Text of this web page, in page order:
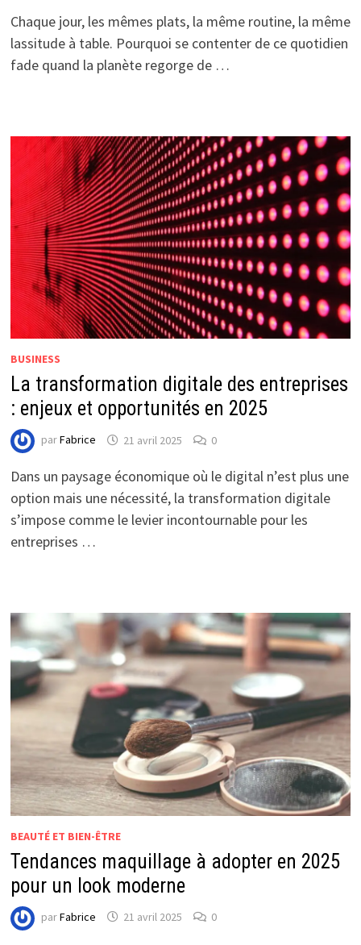
Chaque jour, les mêmes plats, la même routine, la même
lassitude à table. Pourquoi se contenter de ce quotidien
fade quand la planète regorge de …
BUSINESS
La transformation digitale des entreprises
: enjeux et opportunités en 2025
parFabrice 21 avril 2025 0
Dans un paysage économique où le digital n’est plus une
option mais une nécessité, la transformation digitale
s’impose comme le levier incontournable pour les
entreprises …
BEAUTÉ ET BIEN-ÊTRE
Tendances maquillage à adopter en 2025
pour un look moderne
parFabrice 21 avril 2025 0